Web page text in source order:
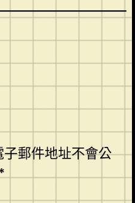
郵件地址不會公